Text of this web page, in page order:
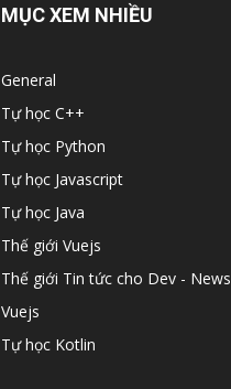
MỤC XEM NHIỀU
General
Tự học C++
Tự học Python
Tự học Javascript
Tự học Java
Thế giới Vuejs
Thế giới Tin tức cho Dev - News
Vuejs
Tự học Kotlin